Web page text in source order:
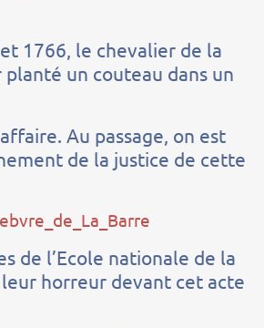
1766, le chevalier de la
un couteau dans un
Au passage, on est
de la justice de cette
de l’Ecole nationale de la
horreur devant cet acte